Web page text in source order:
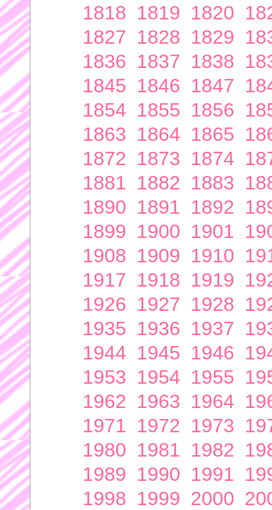
1818 1819 1820
1827 1828 1829
1836 1837 1838
1845 1846 1847
1854 1855 1856
1863 1864 1865
1872 1873 1874
1881 1882 1883
1890 1891 1892
1899 1900 1901
1908 1909 1910
1917 1918 1919
1926 1927 1928
1935 1936 1937
1944 1945 1946
1953 1954 1955
1962 1963 1964
1971 1972 1973
1980 1981 1982
1989 1990 1991
1998 1999 2000